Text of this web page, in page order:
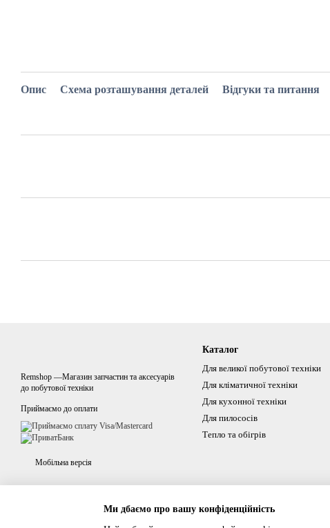
Опис Схема розташування деталей Відгуки та питання
Remshop —Магазин запчастин та аксесуарів
до побутової техніки
Приймаємо до оплати
Мобільна версія
Каталог
Для великої побутової техніки
Для кліматичної техніки
Для кухонної техніки
Для пилососів
Тепло та обігрів
Ми дбаємо про вашу конфіденційність